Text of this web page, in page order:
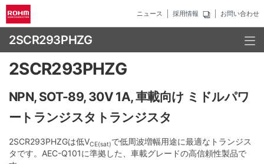
ニュース 採用情報 お問い合わせ
2SCR293PHZG
2SCR293PHZG
NPN, SOT-89, 30V 1A, 車載向け ミドルパワ
ートランジスタトランジスタ
2SCR293PHZGは低VCE(sat)で低周波増幅用途に最適なトランジス
タです。AEC-Q101に準拠した、車載グレードの高信頼性製品で